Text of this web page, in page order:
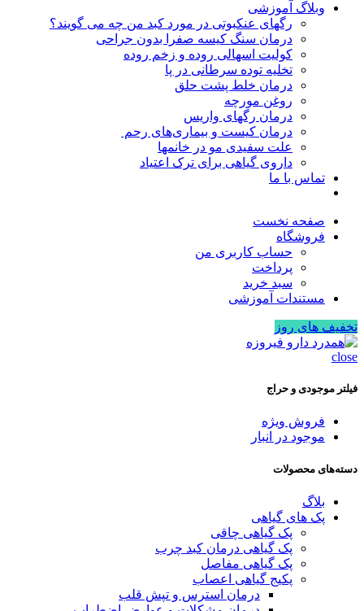
وبلاگ آموزشی
رگهای عنکبوتی در مورد کبد من چه می گویند؟
درمان سنگ کیسه صفرا بدون جراحی
کولیت اسهالی روده و زخم روده
تخلیه توده سرطانی در پا
درمان خلط پشت حلق
روغن مورچه
درمان رگهای واریس
درمان کیست و بیماری‌های رحم
علت سفیدی مو در خانمها
داروی گیاهی برای ترک اعتیاد
تماس با ما
صفحه نخست
فروشگاه
حساب کاربری من
پرداخت
سبد خرید
مستندات آموزشی
تخفیف های روز
close
فیلتر موجودی و حراج
فروش ویژه
موجود در انبار
دسته‌های محصولات
بلاگ
پک های گیاهی
پک گیاهی چاقی
پک گیاهی درمان کبد چرب
پک گیاهی مفاصل
پکیج گیاهی اعصاب
درمان استرس و تپش قلب